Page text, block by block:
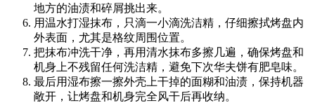
地方的油渍和碎屑挑出来。
用温水打湿抹布，只滴一小滴洗洁精，仔细擦拭烤盘内
外表面，尤其是格纹周围位置。
把抹布冲洗干净，再用清水抹布多擦几遍，确保烤盘和
机身上不残留任何洗洁精，避免下次华夫饼有肥皂味。
最后用湿布擦一擦外壳上干掉的面糊和油渍，保持机器
敞开，让烤盘和机身完全风干后再收纳。